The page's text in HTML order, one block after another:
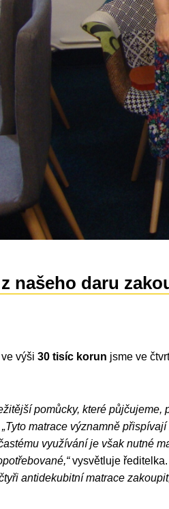
našeho daru
výši 30 tisíc korun jsme ve
pomůcky, které
„Tyto matrace významně
využívání je však nutné
vysvětluje ředitelka.
antidekubitní matrace